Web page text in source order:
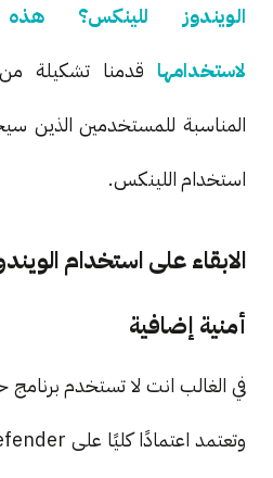
الويندوز للينكس؟
لاستخدامها قدمنا تشكيلة
المناسبة للمستخدمين الذين
استخدام اللينكس.
أمنية إضافية